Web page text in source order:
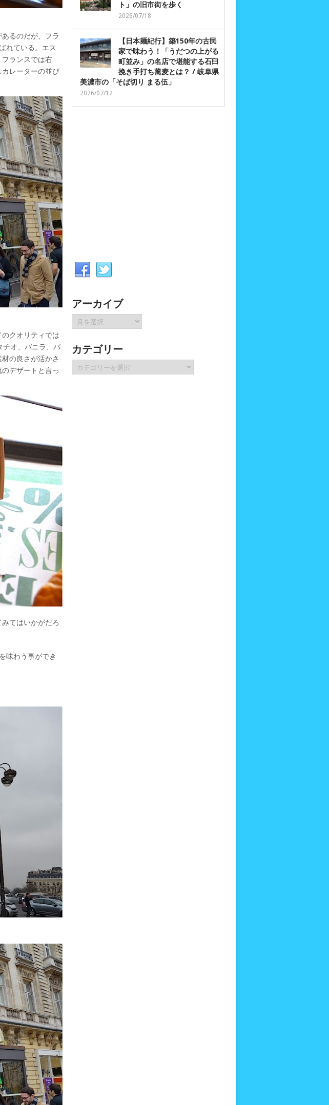
るのだが、フラ
れている。エス
ランスでは右
カレーターの並び
クオリティでは
チオ、バニラ、バ
の良さが活かさ
デザートと言っ
てはいかがだろ
味わう事ができ
ト」の旧市街を歩く
2026/07/18
【日本麺紀行】築150年の古民
家で味わう！「うだつの上がる
町並み」の名店で堪能する石臼
挽き手打ち蕎麦とは？ / 岐阜県
美濃市の「そば切り まる伍」
2026/07/12
アーカイブ
ア
ー
イ
ブ
カテゴリー
テ